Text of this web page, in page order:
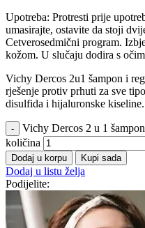
Upotreba: Protresti prije
umasirajte, ostavite da stoji
Cetverosedmični program.
kožom. U slučaju dodira s
Vichy Dercos 2u1 šampon i
rješenje protiv prhuti za sve
disulfida i hijaluronske kiseline.
Vichy Dercos 2 u 1
količina
Dodaj u korpu Kupi sada
Dodaj u listu želja
Podijelite: